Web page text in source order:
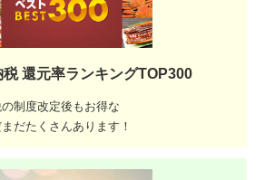
還元率ランキングTOP300
制度改定後もお得な
だたくさんあります！